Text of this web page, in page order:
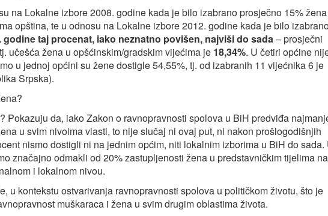
na Lokalne izbore 2008. godine kada je bilo izabrano prosječno 15%
opština, te u odnosu na Lokalne izbore 2012. godine kada je bilo
godine taj procenat, iako neznatno povišen, najvišido sada– prosječni
učešća žena u opšćinskim/gradskim vijećima je 18,34%. U četiri općine
u jednoj općini su žene dostigle 54,55%, tj. od izabranih 11 vijećnika 6 je
Srpska).
Pokazuju da, iako Zakon o ravnopravnosti spolova u BiH predviđa
u svim nivoima vlasti, to nije slučaj ni ovaj put, ni nakon prošlogodišnjih
nismo dostigli ni na jednim općim, niti lokalnim izborima u BiH do sada.
značajno odmakli od 20% zastupljenosti žena u predstavničkim tijelima na
i lokalnom nivou.
u kontekstu ostvarivanja ravnopravnosti spolova u političkom životu, što je
muškaraca i žena u svim drugim oblastima života.